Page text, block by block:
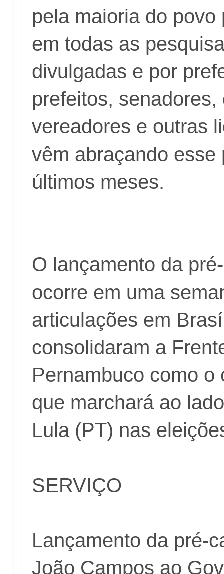
pela maioria do povo
em todas as
divulgadas e por
prefeitos, senadores,
vereadores e outras
vêm abraçando esse
últimos meses.
O lançamento da
ocorre em uma
articulações em
consolidaram a
Pernambuco como
que marchará ao
Lula (PT) nas
SERVIÇO
Lançamento da pré-
João Campos ao